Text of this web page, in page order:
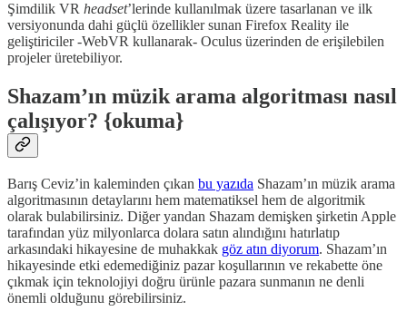
Şimdilik VR headset’lerinde kullanılmak üzere tasarlanan ve ilk
versiyonunda dahi güçlü özellikler sunan Firefox Reality ile
geliştiriciler -WebVR kullanarak- Oculus üzerinden de erişilebilen
projeler üretebiliyor.
Shazam’ın müzik arama algoritması nasıl
çalışıyor? {okuma}
Barış Ceviz’in kaleminden çıkan bu yazıda Shazam’ın müzik arama
algoritmasının detaylarını hem matematiksel hem de algoritmik
olarak bulabilirsiniz. Diğer yandan Shazam demişken şirketin Apple
tarafından yüz milyonlarca dolara satın alındığını hatırlatıp
arkasındaki hikayesine de muhakkak göz atın diyorum. Shazam’ın
hikayesinde etki edemediğiniz pazar koşullarının ve rekabette öne
çıkmak için teknolojiyi doğru ürünle pazara sunmanın ne denli
önemli olduğunu görebilirsiniz.